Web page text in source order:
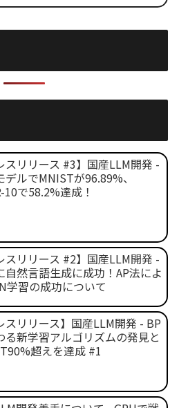
スリリース #3】国産LLM開発 -
デルでMNISTが96.89%、
10で58.2%達成！
スリリース #2】国産LLM開発 -
自然言語生成に成功！AP法によ
学習の成功について
スリリース】国産LLM開発 - BP
る新学習アルゴリズムの発見と
超えを達成 #1